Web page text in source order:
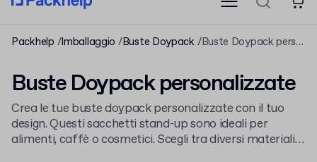
Packhelp Imballaggio Buste Doypack Buste Doypack personalizzate
Buste Doypack personalizzate
Crea le tue buste doypack personalizzate con il tuo
design. Questi sacchetti stand-up sono ideali per
alimenti, caffè o cosmetici. Scegli tra diversi materiali e